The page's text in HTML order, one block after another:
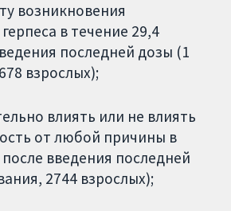
возникновения
в течение 29,4
последней дозы (1
взрослых);
влиять или не влиять
от любой причины в
введения последней
2744 взрослых);